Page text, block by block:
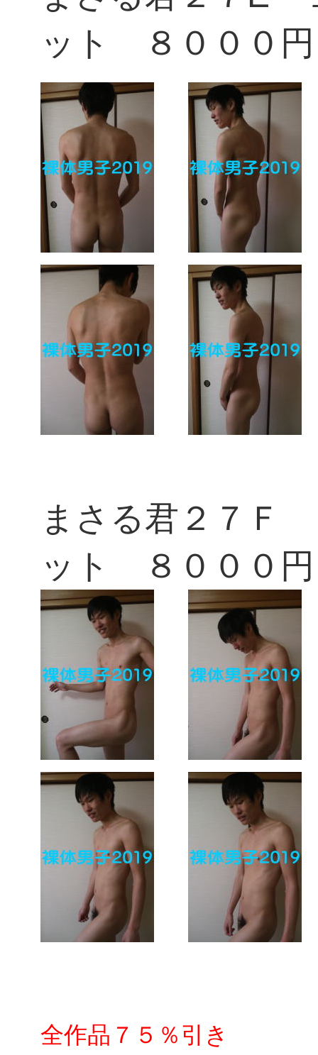
ット ８０００円
まさる君２７Ｆ
ット ８０００円
全作品７５％引き